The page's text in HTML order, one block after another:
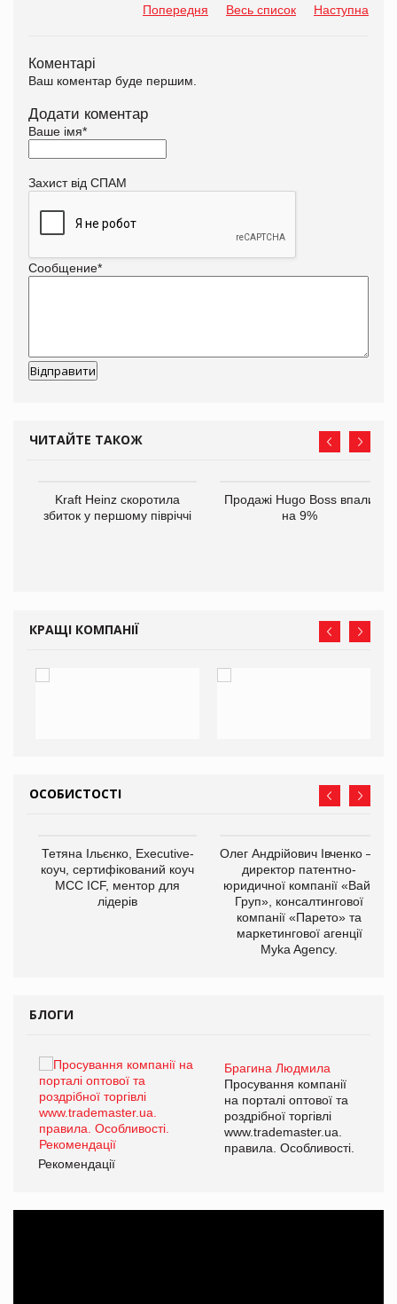
Попередня Весь список Наступна
Коментарі
Ваш коментар буде першим.
Додати коментар
Ваше імя*
Захист від СПАМ
Сообщение*
ЧИТАЙТЕ ТАКОЖ
Kraft Heinz скоротила
збиток у першому півріччі
Продажі Hugo Boss впали
на 9%
КРАЩІ КОМПАНІЇ
ОСОБИСТОСТІ
Тетяна Ільєнко, Executive-
коуч, сертифікований коуч
МСС ICF, ментор для
лідерів
Олег Андрійович Івченко —
директор патентно-
юридичної компанії «Вайз
Груп», консалтингової
компанії «Парето» та
маркетингової агенції
Myka Agency.
БЛОГИ
Брагина Людмила
Просування компанії
на порталі оптової та
роздрібної торгівлі
www.trademaster.ua.
правила. Особливості.
Рекомендації